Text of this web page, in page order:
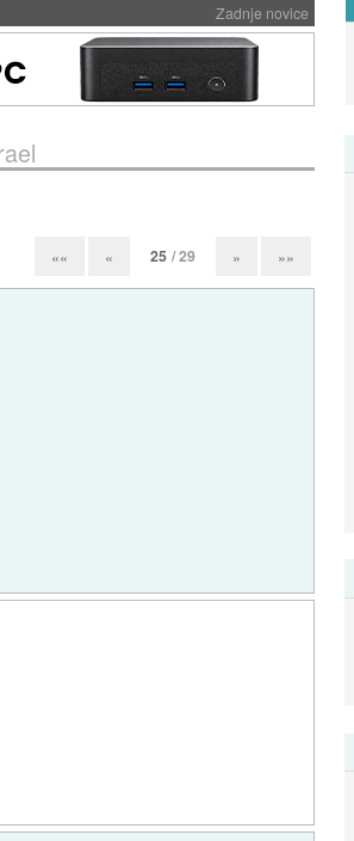
Zadnje novice
«« « 25 / 29 » »»